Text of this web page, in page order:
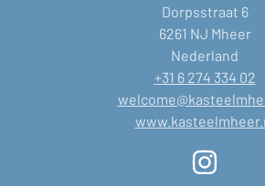
Dorpsstraat 6
6261 NJ Mheer
Nederland
+31 6 274 334 02